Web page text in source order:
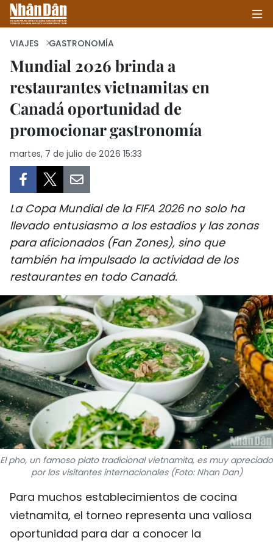
INICIO
POLÍTICA
ECONOMÍA
SALUD - MEDIO AMBIENTE
CULTURA - ENTRETENIMIENTO
INTERNACIONAL
VIAJES
PUENTE DE AMISTAD
HISTORIAS MULTIMEDIA
FOTOGRAFÍA
¿QUIÉNES SOMOS?
TIẾNG VIỆT
ENGLISH
中文
VIAJES GASTRONOMÍA
Mundial 2026 brinda a
restaurantes vietnamitas en
Canadá oportunidad de
promocionar gastronomía
martes, 7 de julio de 2026 15:33
La Copa Mundial de la FIFA 2026 no solo ha
llevado entusiasmo a los estadios y las zonas
para aficionados (Fan Zones), sino que
también ha impulsado la actividad de los
restaurantes en todo Canadá.
El pho, un famoso plato tradicional vietnamita, es muy apreciado
por los visitantes internacionales (Foto: Nhan Dan)
Para muchos establecimientos de cocina
vietnamita, el torneo representa una valiosa
oportunidad para dar a conocer la